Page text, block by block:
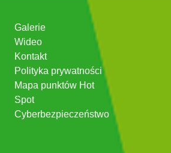
Galerie
Wideo
Kontakt
Polityka prywatności
Mapa punktów Hot
Spot
Cyberbezpieczeństwo